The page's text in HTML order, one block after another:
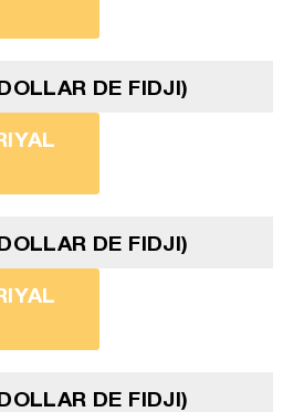
DE FIDJI)
DE FIDJI)
DE FIDJI)